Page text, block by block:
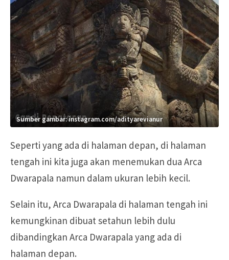
Sumber gambar: instagram.com/adityarevianur
Seperti yang ada di halaman depan, di halaman
tengah ini kita juga akan menemukan dua Arca
Dwarapala namun dalam ukuran lebih kecil.
Selain itu, Arca Dwarapala di halaman tengah ini
kemungkinan dibuat setahun lebih dulu
dibandingkan Arca Dwarapala yang ada di
halaman depan.